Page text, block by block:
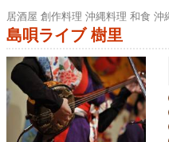
居酒屋 創作料理 沖縄料理 和食 沖
島唄ライブ 樹里